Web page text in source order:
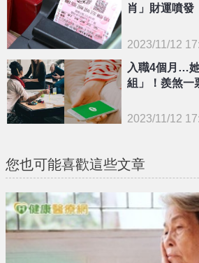
肖」財運噴
2023/11/12
入職4個月…
組」！羨煞一
2023/11/12
您也可能喜歡這些文章